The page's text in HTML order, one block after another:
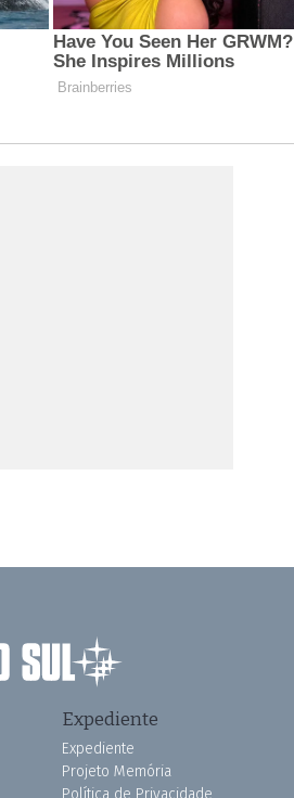
Expediente
Expediente
Projeto Memória
Política de Privacidade